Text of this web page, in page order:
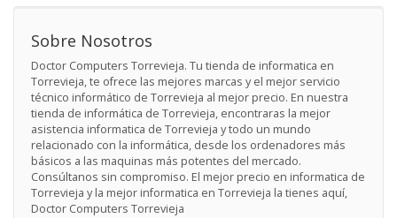
Sobre Nosotros
Doctor Computers Torrevieja. Tu tienda de informatica en
Torrevieja, te ofrece las mejores marcas y el mejor servicio
técnico informático de Torrevieja al mejor precio. En nuestra
tienda de informática de Torrevieja, encontraras la mejor
asistencia informatica de Torrevieja y todo un mundo
relacionado con la informática, desde los ordenadores más
básicos a las maquinas más potentes del mercado.
Consúltanos sin compromiso. El mejor precio en informatica de
Torrevieja y la mejor informatica en Torrevieja la tienes aquí,
Doctor Computers Torrevieja